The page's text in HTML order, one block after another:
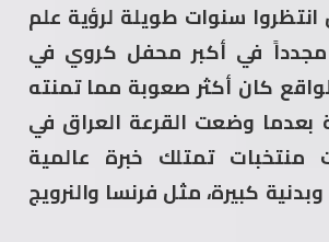
انتظروا سنوات طويلة لرؤية علم
في أكبر محفل كروي في
كان أكثر صعوبة مما تمنته
بعدما وضعت القرعة العراق في
تمتلك خبرة عالمية
كبيرة، مثل فرنسا والنرويج